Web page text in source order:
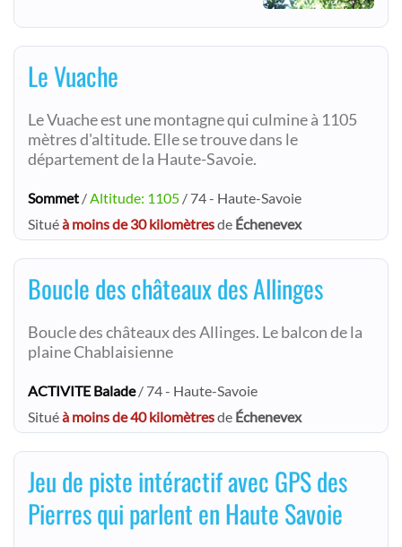
Le Vuache
Le Vuache est une montagne qui culmine à 1105
mètres d'altitude. Elle se trouve dans le
département de la Haute-Savoie.
Sommet /Altitude: 1105 / 74 - Haute-Savoie
Situéà moins de 30 kilomètresde Échenevex
Boucle des châteaux des Allinges
Boucle des châteaux des Allinges. Le balcon de la
plaine Chablaisienne
ACTIVITE Balade/ 74 - Haute-Savoie
Situéà moins de 40 kilomètresde Échenevex
Jeu de piste intéractif avec GPS des
Pierres qui parlent en Haute Savoie